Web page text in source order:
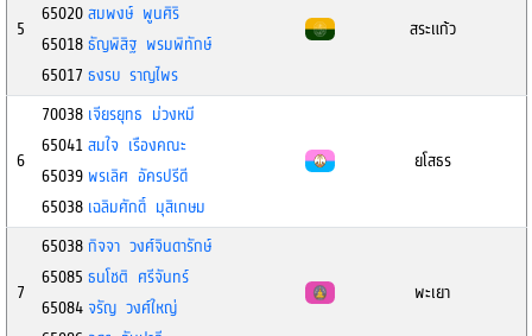
5
65020 สมพงษ์ พูนศิริ
65018 ธัญพิสิฐ พรมพิทักษ์
65017 ธงรบ ราญไพร
สระแก้ว
6
70038 เจียรยุทธ ม่วงหมี
65041 สมใจ เรืองคณะ
65039 พรเลิศ อัครปรีดี
65038 เฉลิมศักดิ์ มุสิเกษม
ยโสธร
7
65038 กิจจา วงศ์จินดารักษ์
65085 ธนโชติ ศรีจันทร์
65084 จรัญ วงศ์ใหญ่
พะเยา